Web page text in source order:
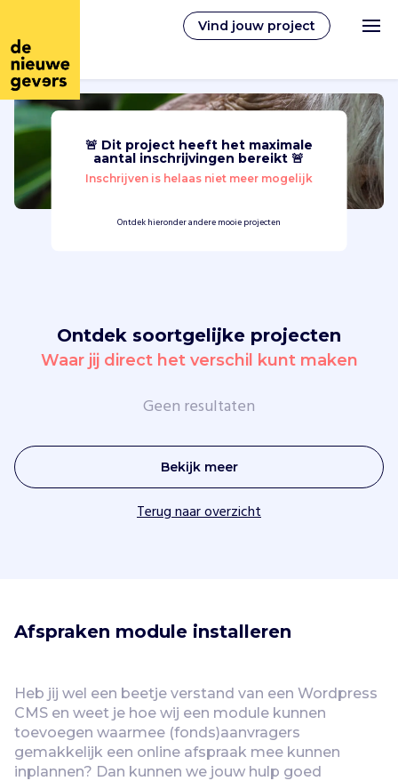
Vind jouw project
Nederlands
Vrijwilligerswerk
Vind jouw project
Inloggen
🚨 Dit project heeft het maximale
aantal inschrijvingen bereikt 🚨
Inschrijven is helaas niet meer mogelijk
Ontdek hieronder andere mooie projecten
Ontdek soortgelijke projecten
Waar jij direct het verschil kunt maken
Geen resultaten
Bekijk meer
Terug naar overzicht
Afspraken module installeren
Heb jij wel een beetje verstand van een Wordpress
CMS en weet je hoe wij een module kunnen
toevoegen waarmee (fonds)aanvragers
gemakkelijk een online afspraak mee kunnen
inplannen? Dan kunnen we jouw hulp goed